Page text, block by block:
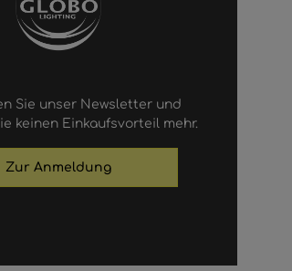
Sie unser Newsletter und
keinen Einkaufsvorteil mehr.
Zur Anmeldung